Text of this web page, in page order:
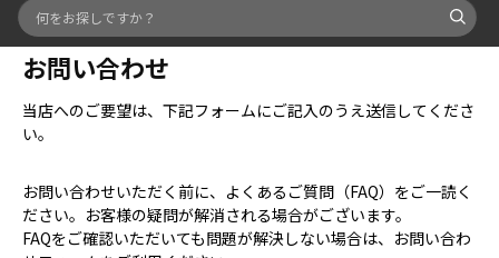
お問い合わせ
当店へのご要望は、下記フォームにご記入のうえ送信してくださ
い。
お問い合わせいただく前に、よくあるご質問（FAQ）をご一読く
ださい。お客様の疑問が解消される場合がございます。
FAQをご確認いただいても問題が解決しない場合は、お問い合わ